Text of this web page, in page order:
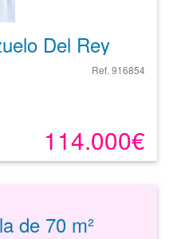
Del Rey
Ref. 916854
114.000€
de 70 m²